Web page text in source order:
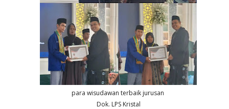
para wisudawan terbaik jurusan
Dok. LPS Kristal